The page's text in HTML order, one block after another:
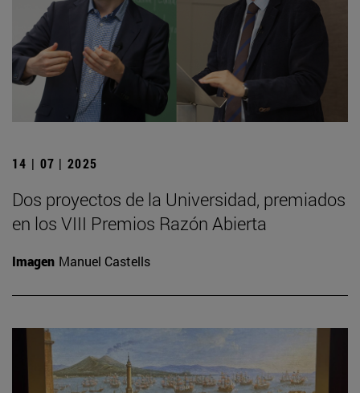
14 | 07 | 2025
Dos proyectos de la Universidad, premiados
en los VIII Premios Razón Abierta
Imagen Manuel Castells